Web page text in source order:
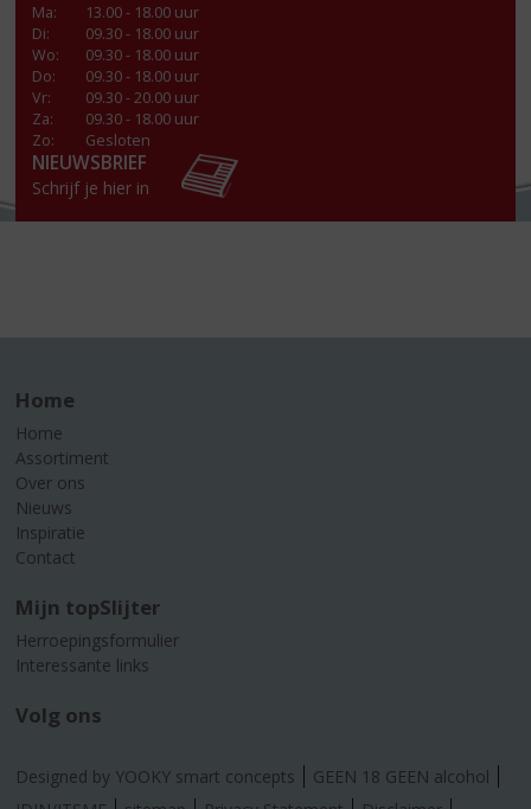
Ma:
13.00 - 18.00 uur
Di:
09.30 - 18.00 uur
Wo:
09.30 - 18.00 uur
Do:
09.30 - 18.00 uur
Vr:
09.30 - 20.00 uur
Za:
09.30 - 18.00 uur
Zo:
Gesloten
NIEUWSBRIEF
Schrijf je hier in
Home
Home
Assortiment
Over ons
Nieuws
Inspiratie
Contact
Mijn topSlijter
Herroepingsformulier
Interessante links
Volg ons
Designed by YOOKY smart concepts
GEEN 18 GEEN alcohol